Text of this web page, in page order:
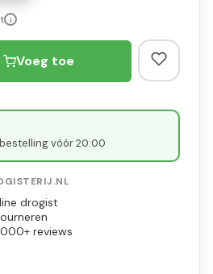
i
Voeg toe
vóór 20:00
drogist
reviews